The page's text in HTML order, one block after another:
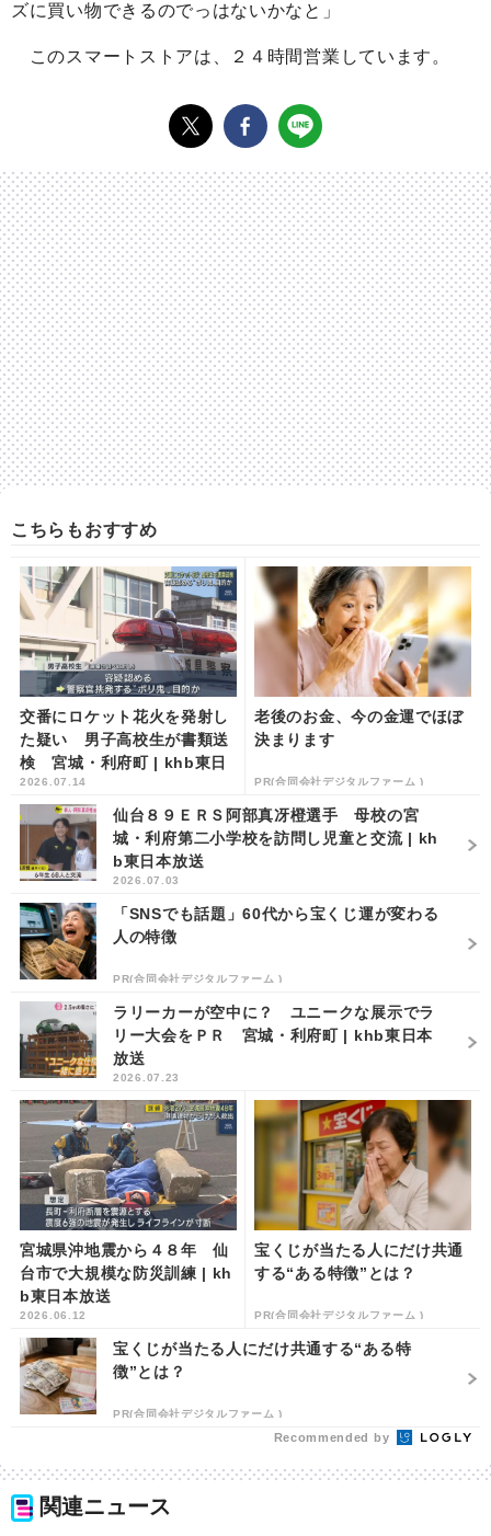
ズに買い物できるのでっはないかなと」
このスマートストアは、２４時間営業しています。
こちらもおすすめ
交番にロケット花火を発射し
た疑い 男子高校生が書類送
検 宮城・利府町 | khb東日
本放送
2026.07.14
老後のお金、今の金運でほぼ
決まります
PR(合同会社デジタルファーム )
仙台８９ＥＲＳ阿部真冴橙選手 母校の宮
城・利府第二小学校を訪問し児童と交流 | kh
b東日本放送
2026.07.03
「SNSでも話題」60代から宝くじ運が変わる
人の特徴
PR(合同会社デジタルファーム )
ラリーカーが空中に？ ユニークな展示でラ
リー大会をＰＲ 宮城・利府町 | khb東日本
放送
2026.07.23
宮城県沖地震から４８年 仙
台市で大規模な防災訓練 | kh
b東日本放送
2026.06.12
宝くじが当たる人にだけ共通
する“ある特徴”とは？
PR(合同会社デジタルファーム )
宝くじが当たる人にだけ共通する“ある特
徴”とは？
PR(合同会社デジタルファーム )
Recommended by
関連ニュース